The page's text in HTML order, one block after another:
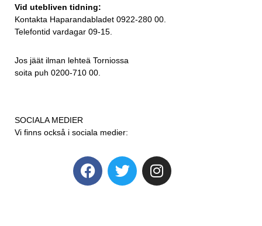
Vid utebliven tidning:
Kontakta Haparandabladet 0922-280 00.
Telefontid vardagar 09-15.
Jos jäät ilman lehteä Torniossa
soita puh 0200-710 00.
SOCIALA MEDIER
Vi finns också i sociala medier: